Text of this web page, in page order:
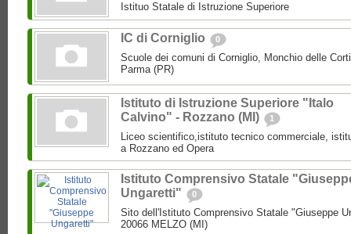
Istituo Statale di Istruzione Superiore
IC di Corniglio 0
Scuole dei comuni di Corniglio, Monchio delle
Parma (PR)
Istituto di Istruzione Superiore "Italo
Calvino" - Rozzano (MI)
1
Liceo scientifico,istituto tecnico commerciale,
a Rozzano ed Opera
Istituto Comprensivo Statale
Ungaretti"
0
Sito dell'Istituto Comprensivo Statale "Giuseppe
20066 MELZO (MI)